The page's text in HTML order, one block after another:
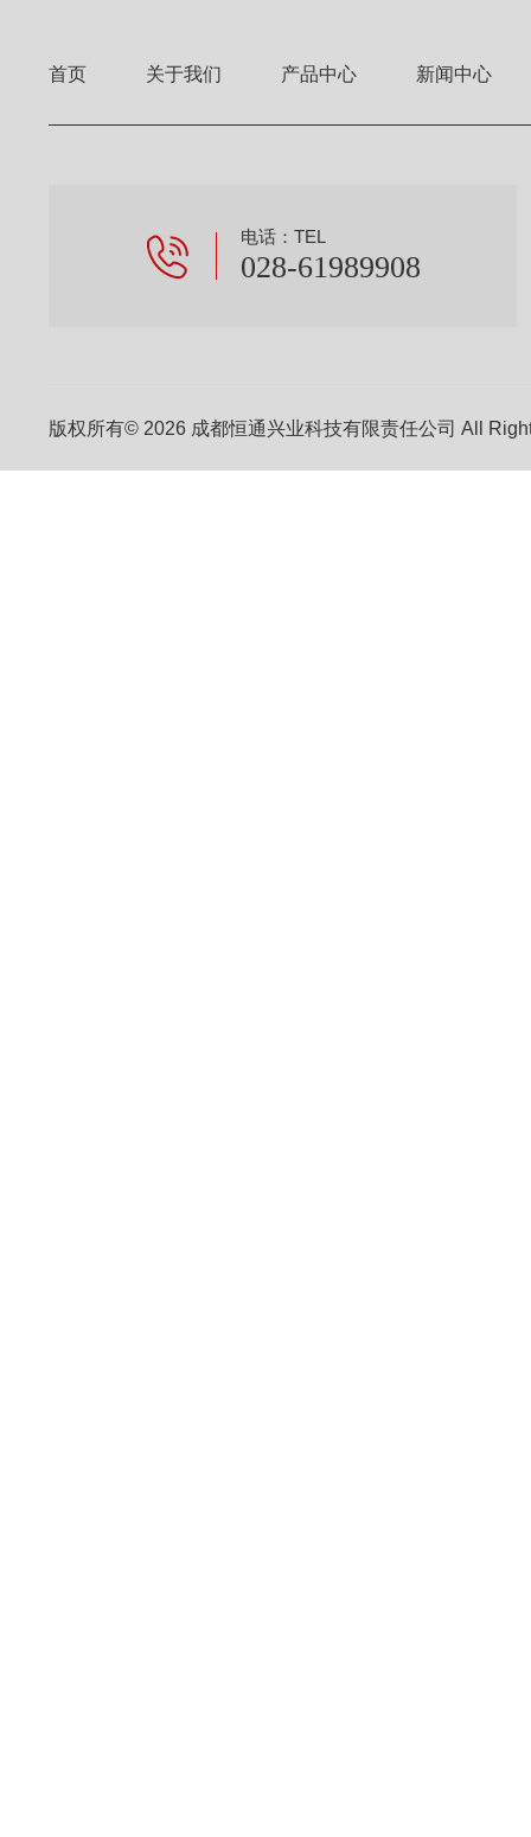
首页 关于我们 产品中心 新闻中心
电话：TEL
028-61989908
版权所有© 2026 成都恒通兴业科技有限责任公司 All